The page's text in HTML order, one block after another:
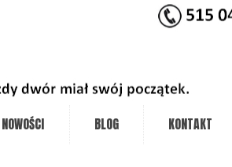
NOWOŚCI BLOG KONTAKT